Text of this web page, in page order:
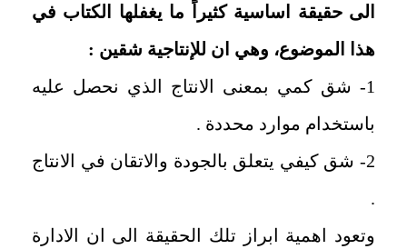
الى حقيقة اساسية كثيراً ما يغفلها الكتاب في
هذا الموضوع، وهي ان للإنتاجية شقين :
1- شق كمي بمعنى الانتاج الذي نحصل عليه
باستخدام موارد محددة .
2- شق كيفي يتعلق بالجودة والاتقان في الانتاج
.
وتعود اهمية ابراز تلك الحقيقة الى ان الادارة